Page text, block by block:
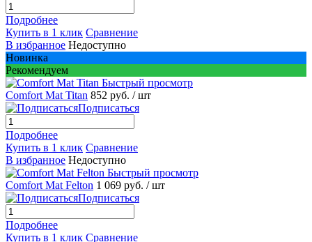
Подробнее
Купить в 1 клик Сравнение
В избранное Недоступно
Новинка
Рекомендуем
Быстрый просмотр
Comfort Mat Titan 852 руб. / шт
Подписаться
Подробнее
Купить в 1 клик Сравнение
В избранное Недоступно
Быстрый просмотр
Comfort Mat Felton 1 069 руб. / шт
Подписаться
Подробнее
Купить в 1 клик Сравнение